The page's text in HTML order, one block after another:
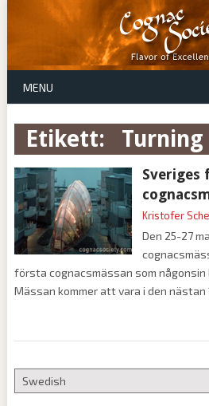
MENU
Etikett:
Sveriges
Kristofer
Den 25-27
första cognacsmässan som någonsin
Mässan kommer att vara i den nästan